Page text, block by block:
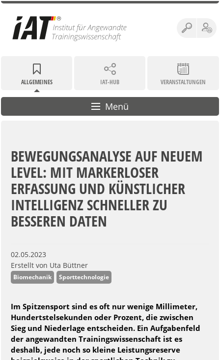
ALLGEMEINES IAT-HUB VERANSTALTUNGEN
Menü
BEWEGUNGSANALYSE AUF NEUEM
LEVEL: MIT MARKERLOSER
ERFASSUNG UND KÜNSTLICHER
INTELLIGENZ SCHNELLER ZU
BESSEREN DATEN
02.05.2023
Erstellt von Uta Büttner
Biomechanik Sporttechnologie
Im Spitzensport sind es oft nur wenige Millimeter,
Hundertstelsekunden oder Prozent, die zwischen
Sieg und Niederlage entscheiden. Ein Aufgabenfeld
der angewandten Trainingswissenschaft ist es
deshalb, jede noch so kleine Leistungsreserve